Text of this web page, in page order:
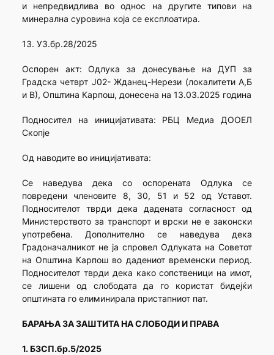
и непредвидлива во однос на другите типови на
минерална суровина која се експлоатира.
13. УЗ.бр.28/2025
Оспорен акт: Одлука за донесување на ДУП за
Градска четврт Ј02- Жданец-Нерези (локалитети А,Б
и В), Општина Карпош, донесена на 13.03.2025 година
Подносител на иницијативата: РБЦ Медиа ДООЕЛ
Скопје
Од наводите во иницијативата:
Се наведува дека со оспорената Одлука се
повредени членовите 8, 30, 51 и 52 од Уставот.
Подносителот тврди дека дадената согласност од
Министерството за транспорт и врски не е законски
употребена. Дополнително се наведува дека
Градоначалникот не ја спровел Одлуката на Советот
на Општина Карпош во дадениот временски период.
Подносителот тврди дека како сопственици на имот,
се лишени од слободата да го користат бидејќи
општината го елиминирала пристапниот пат.
БАРАЊА ЗА ЗАШТИТА НА СЛОБОДИ И ПРАВА
1. БЗСП.бр.5/2025